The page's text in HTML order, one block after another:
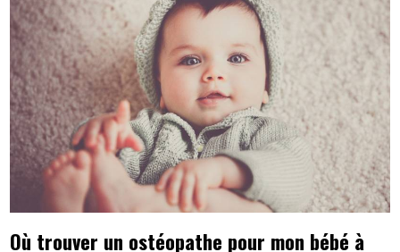
Où trouver un ostéopathe pour mon bébé à